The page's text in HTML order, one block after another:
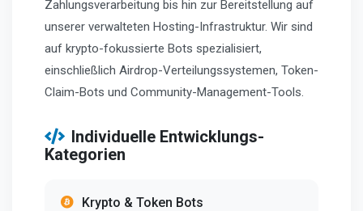
Zahlungsverarbeitung bis hin zur Bereitstellung auf
unserer verwalteten Hosting-Infrastruktur. Wir sind
auf krypto-fokussierte Bots spezialisiert,
einschließlich Airdrop-Verteilungssystemen, Token-
Claim-Bots und Community-Management-Tools.
Individuelle Entwicklungs-
Kategorien
Krypto & Token Bots